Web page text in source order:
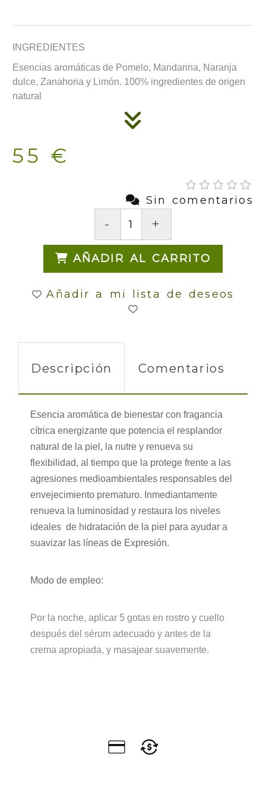
INGREDIENTES
Esencias aromáticas de Pomelo, Mandarina, Naranja
dulce, Zanahoria y Limón. 100% ingredientes de origen
natural
55 €
Sin comentarios
- +
AÑADIR AL CARRITO
Añadir a mi lista de deseos
Descripción Comentarios
Esencia aromática de bienestar con fragancia
cítrica energizante que potencia el resplandor
natural de la piel, la nutre y renueva su
flexibilidad, al tiempo que la protege frente a las
agresiones medioambientales responsables del
envejecimiento prematuro. Inmediantamente
renueva la luminosidad y restaura los niveles
ideales de hidratación de la piel para ayudar a
suavizar las líneas de Expresión.
Modo de empleo:
Por la noche, aplicar 5 gotas en rostro y cuello
después del sérum adecuado y antes de la
crema apropiada, y masajear suavemente.